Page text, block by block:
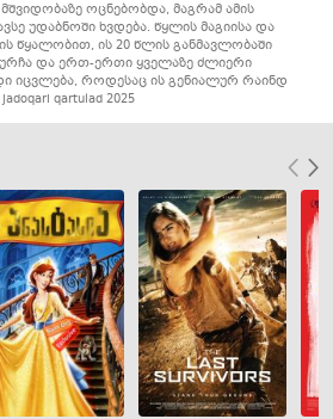
ოცნებობდა, მაგრამ ამის
უდაბნოში ხვდება. წყლის მაგიისა და
წყალობით, ის 20 წლის განმავლობაში
და ერთ-ერთი ყველაზე ძლიერი
იცვლება, როდესაც ის გენიალურ რაინდ
qartulad 2025